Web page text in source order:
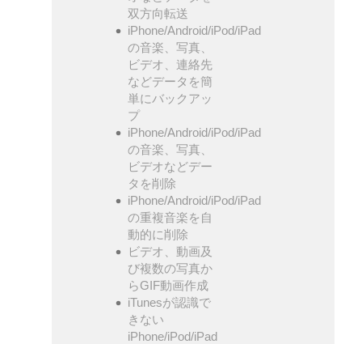
双方向転送
iPhone/Android/iPod/iPad
の音楽、写真、
ビデオ、連絡先
などデータを簡
単にバックアッ
プ
iPhone/Android/iPod/iPad
の音楽、写真、
ビデオなどデー
タを削除
iPhone/Android/iPod/iPad
の重複音楽を自
動的に削除
ビデオ、動画及
び複数の写真か
らGIF動画作成
iTunesが認識で
きない
iPhone/iPod/iPad